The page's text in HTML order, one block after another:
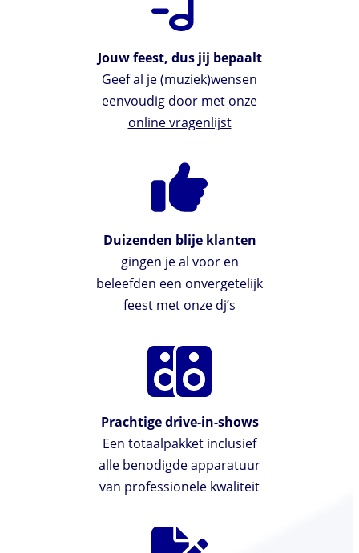
Jouw feest, dus jij bepaalt
Geef al je (muziek)wensen
eenvoudig door met onze
online vragenlijst
Duizenden blije klanten
gingen je al voor en
beleefden een onvergetelijk
feest met onze dj’s
Prachtige drive-in-shows
Een totaalpakket inclusief
alle benodigde apparatuur
van professionele kwaliteit